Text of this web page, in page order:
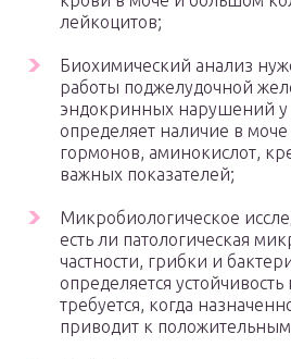
лейкоцитов;
Биохимический анализ
работы поджелудочной
эндокринных нарушений у
определяет наличие в
гормонов, аминокислот,
важных показателей;
Микробиологическое
есть ли патологическая
частности, грибки и
определяется
требуется, когда
приводит к положительным